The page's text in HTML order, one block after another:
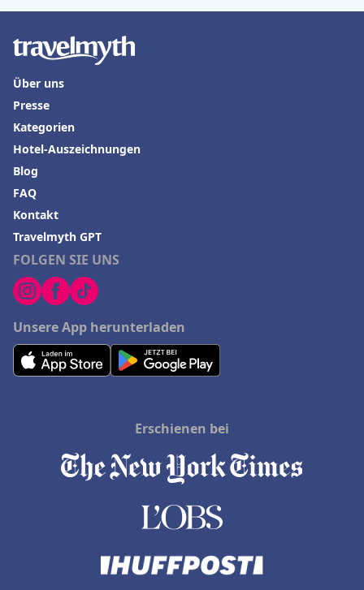
Hotels in Cochem
Hotels in Karibische Inseln
Hotels in Boppard
FOLGEN SIE UNS
Unsere App herunterladen
Über uns
Presse
Kategorien
Hotel-Auszeichnungen
Blog
FAQ
Kontakt
Travelmyth GPT
Erschienen bei